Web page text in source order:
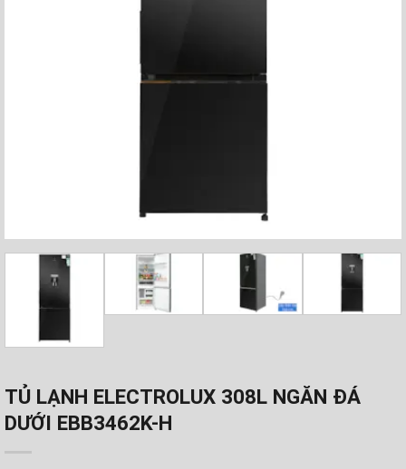
TỦ LẠNH ELECTROLUX 308L NGĂN ĐÁ
DƯỚI EBB3462K-H